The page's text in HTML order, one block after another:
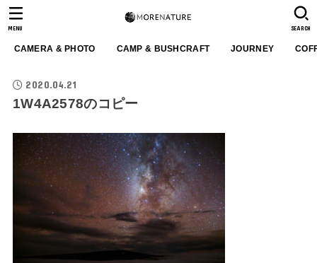
CAMERA & PHOTO CAMP & BUSHCRAFT JOURNEY
SEARCH
MENU
2020.04.21
1W4A2578のコピー